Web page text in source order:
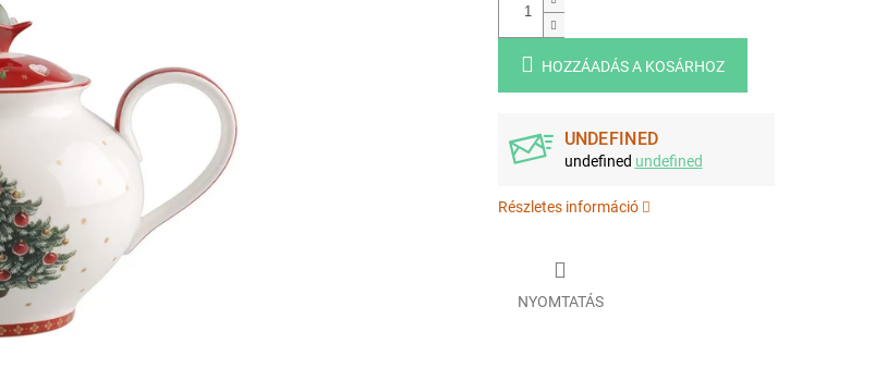
HOZZÁADÁS A KOSÁRHOZ
UNDEFINED
undefined undefined
Részletes információ
NYOMTATÁS